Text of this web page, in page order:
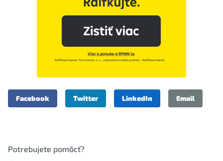
Facebook Twitter LinkedIn Email
Potrebujete pomôcť?